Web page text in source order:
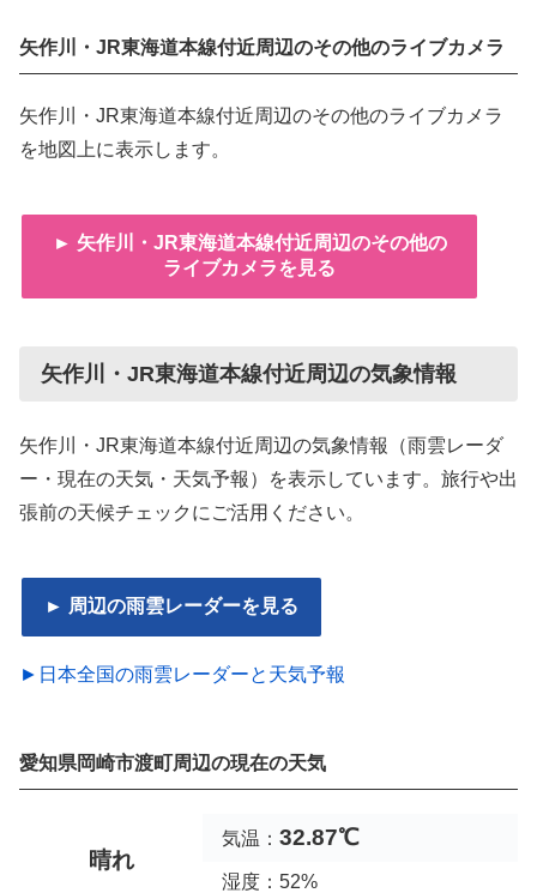
矢作川・JR東海道本線付近周辺のその他のライブカメラ
矢作川・JR東海道本線付近周辺のその他のライブカメラ
を地図上に表示します。
► 矢作川・JR東海道本線付近周辺のその他の
ライブカメラを見る
矢作川・JR東海道本線付近周辺の気象情報
矢作川・JR東海道本線付近周辺の気象情報（雨雲レーダ
ー・現在の天気・天気予報）を表示しています。旅行や出
張前の天候チェックにご活用ください。
► 周辺の雨雲レーダーを見る
►日本全国の雨雲レーダーと天気予報
愛知県岡崎市渡町周辺の現在の天気
晴れ
気温： 32.87℃
湿度：52%